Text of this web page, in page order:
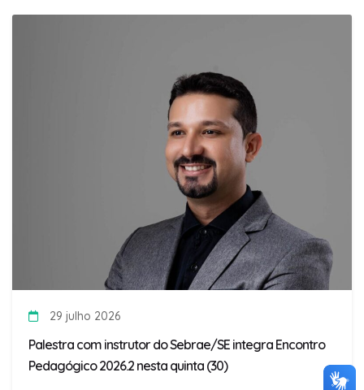
29 julho 2026
Palestra com instrutor do Sebrae/SE integra Encontro
Pedagógico 2026.2 nesta quinta (30)